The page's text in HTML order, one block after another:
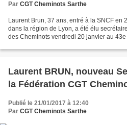
Par CGT Cheminots Sarthe
Laurent Brun, 37 ans, entré à la SNCF en
dans la région de Lyon, a été élu
des Cheminots vendredi 20 janvier au
Laurent BRUN, nouveau
la Fédération CGT
Publié le 21/01/2017 à 12:40
Par CGT Cheminots Sarthe